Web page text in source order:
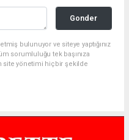
Gonder
bulunuyor ve siteye yaptığınız
sorumluluğu tek başınıza
site yönetimi hiçbir şekilde